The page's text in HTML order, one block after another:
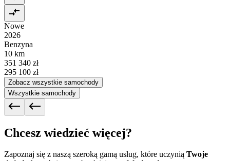
Nowe
2026
Benzyna
10 km
351 340 zł
295 100 zł
Zobacz wszystkie samochody
Wszystkie samochody
Chcesz wiedzieć więcej?
Zapoznaj się z naszą szeroką gamą usług, które uczynią Twoje